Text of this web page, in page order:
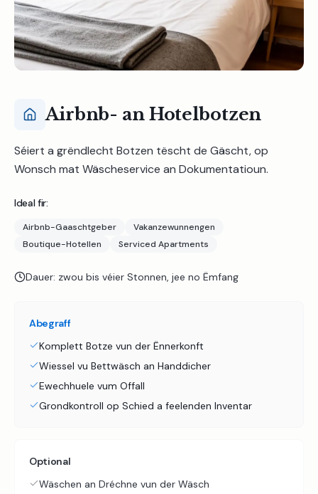
Airbnb- an Hotelbotzen
Séiert a grëndlecht Botzen tëscht de Gäscht, op
Wonsch mat Wäscheservice an Dokumentatioun.
Ideal fir:
Airbnb-Gaaschtgeber
Vakanzewunnengen
Boutique-Hotellen
Serviced Apartments
Dauer: zwou bis véier Stonnen, jee no Ëmfang
Abegraff
Komplett Botze vun der Ënnerkonft
Wiessel vu Bettwäsch an Handdicher
Ewechhuele vum Offall
Grondkontroll op Schied a feelenden Inventar
Optional
Wäschen an Dréchne vun der Wäsch